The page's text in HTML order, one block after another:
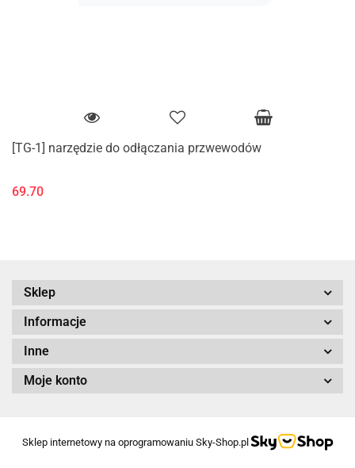
[TG-1] narzędzie do odłączania przwewodów
69.70
Sklep
Informacje
Inne
Moje konto
Sklep internetowy na oprogramowaniu Sky-Shop.pl